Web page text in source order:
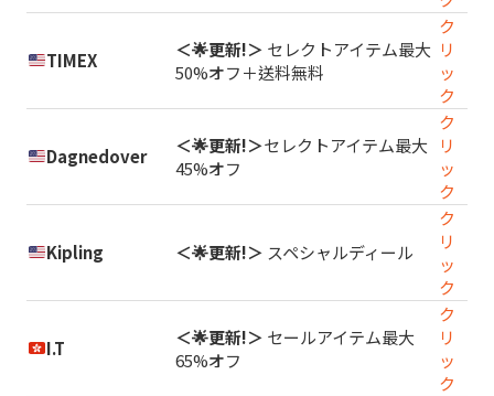
TIMEX ＜🌟更新!＞ セレクトアイテム最大
50%オフ＋送料無料
ク
リ
ッ
ク
Dagnedover ＜🌟更新!＞セレクトアイテム最大
45%オフ
ク
リ
ッ
ク
Kipling ＜🌟更新!＞ スペシャルディール
ク
リ
ッ
ク
I.T ＜🌟更新!＞ セールアイテム最大
65%オフ
ク
リ
ッ
ク